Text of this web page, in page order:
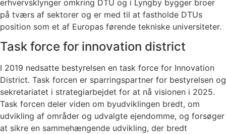
erhvervsklynger omkring DTU og i Lyngby bygger broer
på tværs af sektorer og er med til at fastholde DTUs
position som et af Europas førende tekniske universiteter.
Task force for innovation district
I 2019 nedsatte bestyrelsen en task force for Innovation
District. Task forcen er sparringspartner for bestyrelsen og
sekretariatet i strategiarbejdet for at nå visionen i 2025.
Task forcen deler viden om byudviklingen bredt, om
udvikling af områder og udvalgte ejendomme, og forsøger
at sikre en sammehængende udvikling, der bredt